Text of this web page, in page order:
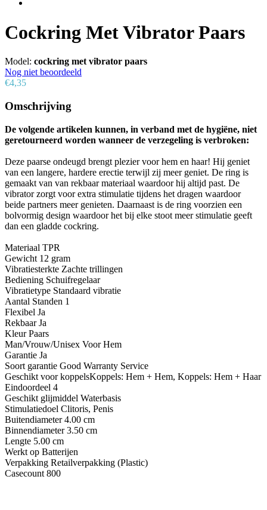
Cockring Met Vibrator Paars
Model: cockring met vibrator paars
Nog niet beoordeeld
€4,35
Omschrijving
De volgende artikelen kunnen, in verband met de hygiëne, niet
geretourneerd worden wanneer de verzegeling is verbroken:
Deze paarse ondeugd brengt plezier voor hem en haar! Hij geniet
van een langere, hardere erectie terwijl zij meer geniet. De ring is
gemaakt van van rekbaar materiaal waardoor hij altijd past. De
vibrator zorgt voor extra stimulatie tijdens het dragen waardoor
beide partners meer genieten. Daarnaast is de ring voorzien een
bolvormig design waardoor het bij elke stoot meer stimulatie geeft
dan een gladde cockring.
Materiaal TPR
Gewicht 12 gram
Vibratiesterkte Zachte trillingen
Bediening Schuifregelaar
Vibratietype Standaard vibratie
Aantal Standen 1
Flexibel Ja
Rekbaar Ja
Kleur Paars
Man/Vrouw/Unisex Voor Hem
Garantie Ja
Soort garantie Good Warranty Service
Geschikt voor koppelsKoppels: Hem + Hem, Koppels: Hem + Haar
Eindoordeel 4
Geschikt glijmiddel Waterbasis
Stimulatiedoel Clitoris, Penis
Buitendiameter 4.00 cm
Binnendiameter 3.50 cm
Lengte 5.00 cm
Werkt op Batterijen
Verpakking Retailverpakking (Plastic)
Casecount 800